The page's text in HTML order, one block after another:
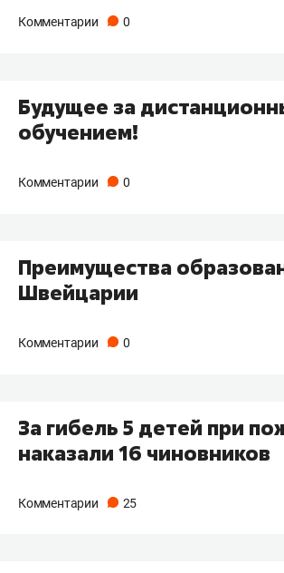
Комментарии 0
Будущее за
обучением!
Комментарии 0
Преимущества
Швейцарии
Комментарии 0
За гибель 5 детей при
наказали 16 чиновников
Комментарии 25